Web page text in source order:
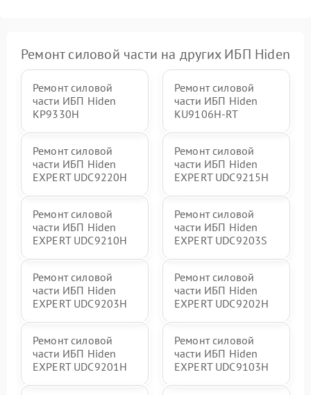
перенапряжения
Ремонт силовой части на других ИБП Hiden
Ремонт силовой
части ИБП Hiden
KP9330H
Ремонт силовой
части ИБП Hiden
KU9106H-RT
Ремонт силовой
части ИБП Hiden
EXPERT UDC9220H
Ремонт силовой
части ИБП Hiden
EXPERT UDC9215H
Ремонт силовой
части ИБП Hiden
EXPERT UDC9210H
Ремонт силовой
части ИБП Hiden
EXPERT UDC9203S
Ремонт силовой
части ИБП Hiden
EXPERT UDC9203H
Ремонт силовой
части ИБП Hiden
EXPERT UDC9202H
Ремонт силовой
части ИБП Hiden
EXPERT UDC9201H
Ремонт силовой
части ИБП Hiden
EXPERT UDC9103H